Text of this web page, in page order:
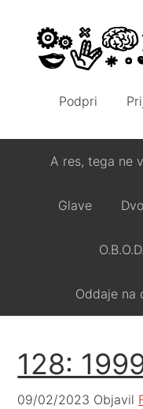
Podpri
A res, tega ne
Glave
O.B.O.D.
Oddaje na
128:
09/02/2023 Objavil